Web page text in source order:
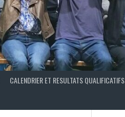
CALENDRIER ET RESULTATS QUALIFICATIFS